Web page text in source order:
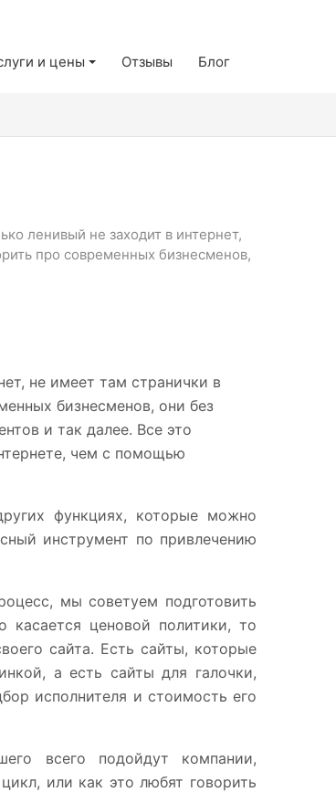
и цены Отзывы Блог
ленивый не заходит в интернет,
про современных бизнесменов,
не имеет там странички в
бизнесменов, они без
и так далее. Все это
чем с помощью
функциях, которые можно
инструмент по привлечению
мы советуем подготовить
касается ценовой политики, то
сайта. Есть сайты, которые
а есть сайты для галочки,
исполнителя и стоимость его
всего подойдут компании,
или как это любят говорить